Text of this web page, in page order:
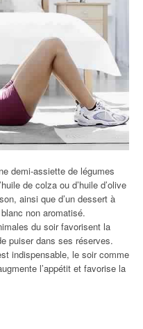
demi-assiette de légumes
de colza ou d’huile d’olive
ainsi que d’un dessert à
non aromatisé.
du soir favorisent la
puiser dans ses réserves.
indispensable, le soir comme
l’appétit et favorise la